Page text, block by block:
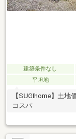
建築条件なし
平坦地
【SUGIhome】土
コスパ